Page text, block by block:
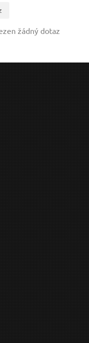
žádný dotaz